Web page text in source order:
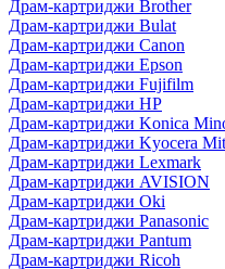
Драм-картриджи Brother
Драм-картриджи Bulat
Драм-картриджи Canon
Драм-картриджи Epson
Драм-картриджи Fujifilm
Драм-картриджи HP
Драм-картриджи Konica
Драм-картриджи Kyocera
Драм-картриджи Lexmark
Драм-картриджи AVISION
Драм-картриджи Oki
Драм-картриджи Panasonic
Драм-картриджи Pantum
Драм-картриджи Ricoh